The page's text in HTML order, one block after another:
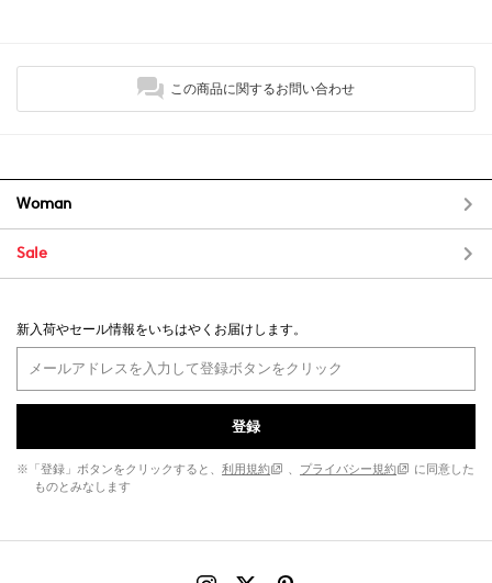
この商品に関するお問い合わせ
Woman
Sale
新入荷やセール情報をいちはやくお届けします。
登録
※「登録」ボタンをクリックすると、 利用規約 、 プライバシー規約
に同意した
ものとみなします